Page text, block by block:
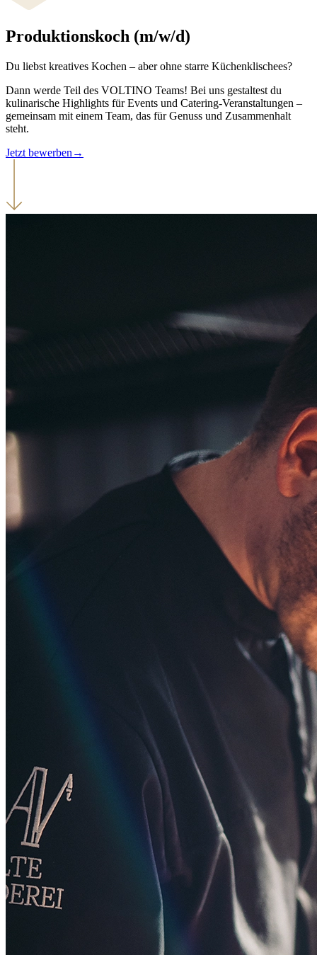
Produktionskoch (m/w/d)
Du liebst kreatives Kochen – aber ohne starre Küchenklischees?
Dann werde Teil des VOLTINO Teams! Bei uns gestaltest du
kulinarische Highlights für Events und Catering-Veranstaltungen –
gemeinsam mit einem Team, das für Genuss und Zusammenhalt
steht.
Jetzt bewerben →